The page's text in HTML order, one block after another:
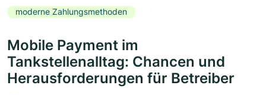
moderne Zahlungsmethoden
Mobile Payment im
Tankstellenalltag: Chancen und
Herausforderungen für Betreiber